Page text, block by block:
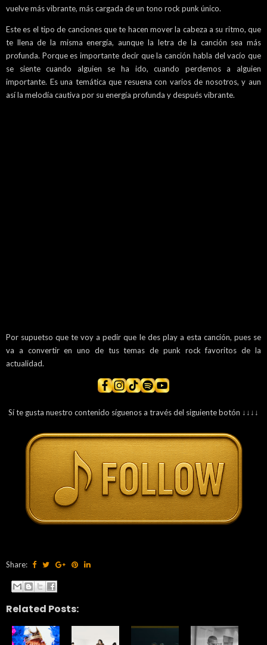
vuelve más vibrante, más cargada de un tono rock punk único.
Este es el tipo de canciones que te hacen mover la cabeza a su ritmo, que
te llena de la misma energía, aunque la letra de la canción sea más
profunda. Porque es importante decir que la canción habla del vacío que
se siente cuando alguien se ha ido, cuando perdemos a alguien
importante. Es una temática que resuena con varios de nosotros, y aun
así la melodía cautiva por su energía profunda y después vibrante.
Por supuetso que te voy a pedir que le des play a esta canción, pues se
va a convertir en uno de tus temas de punk rock favoritos de la
actualidad.
Sí te gusta nuestro contenido síguenos a través del siguiente botón ↓↓↓↓
Share:
Related Posts: